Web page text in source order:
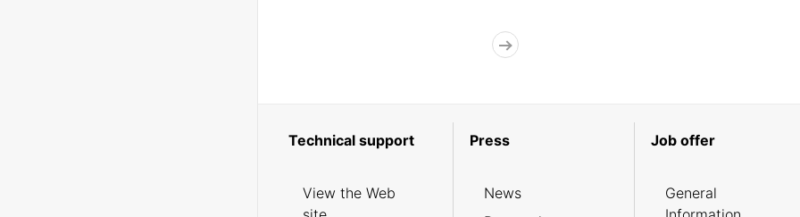
Technical support
View the Web
Press
News
Job offer
General